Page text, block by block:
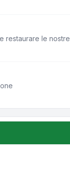
restaurare le nostre